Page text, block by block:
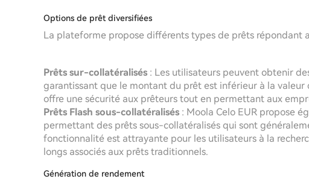
Options de prêt diversifiées
La plateforme propose différents types de prêts répondant
Prêts sur-collatéralisés : Les utilisateurs peuvent obtenir
garantissant que le montant du prêt est inférieur à la
offre une sécurité aux prêteurs tout en permettant aux
Prêts Flash sous-collatéralisés : Moola Celo EUR propose
permettant des prêts sous-collatéralisés qui sont
fonctionnalité est attrayante pour les utilisateurs à la
longs associés aux prêts traditionnels.
Génération de rendement